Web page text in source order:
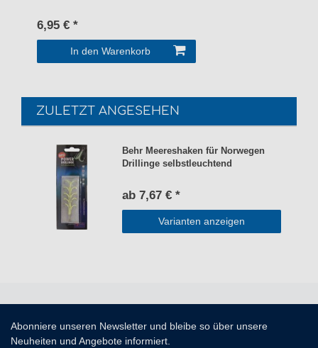
6,95 € *
In den Warenkorb
ZULETZT ANGESEHEN
Behr Meereshaken für Norwegen
Drillinge selbstleuchtend
ab 7,67 € *
Varianten anzeigen
Abonniere unseren Newsletter und bleibe so über unsere
Neuheiten und Angebote informiert.